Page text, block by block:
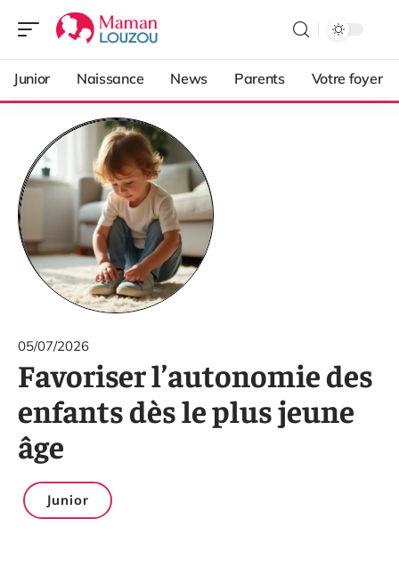
Junior Naissance News Parents Votre foyer
05/07/2026
Favoriser l’autonomie des
enfants dès le plus jeune
âge
Junior